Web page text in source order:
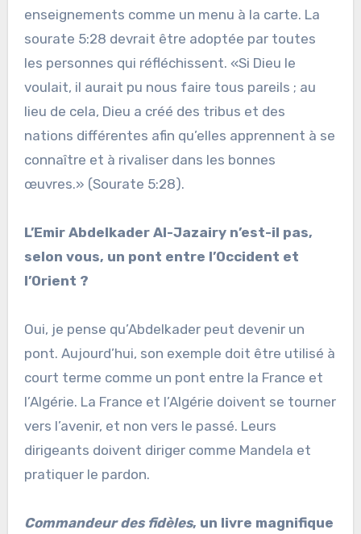
enseignements comme un menu à la carte. La
sourate 5:28 devrait être adoptée par toutes
les personnes qui réfléchissent. «Si Dieu le
voulait, il aurait pu nous faire tous pareils ; au
lieu de cela, Dieu a créé des tribus et des
nations différentes afin qu’elles apprennent à se
connaître et à rivaliser dans les bonnes
œuvres.» (Sourate 5:28).
L’Emir Abdelkader Al-Jazairy n’est-il pas,
selon vous, un pont entre l’Occident et
l’Orient ?
Oui, je pense qu’Abdelkader peut devenir un
pont. Aujourd’hui, son exemple doit être utilisé à
court terme comme un pont entre la France et
l’Algérie. La France et l’Algérie doivent se tourner
vers l’avenir, et non vers le passé. Leurs
dirigeants doivent diriger comme Mandela et
pratiquer le pardon.
Commandeur des fidèles, un livre magnifique